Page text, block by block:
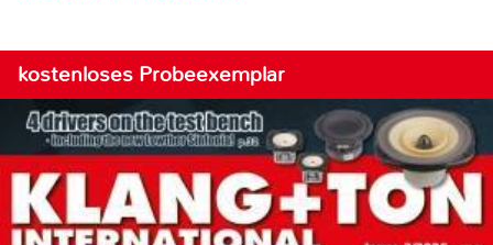
kostenloses Probeexemplar